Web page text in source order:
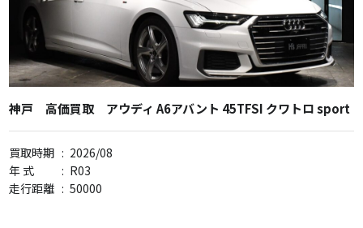
神戸 高価買取 アウディ A6アバント 45TFSI クワトロ sport
買取時期 : 2026/08
年 式
: R03
走行距離 : 50000